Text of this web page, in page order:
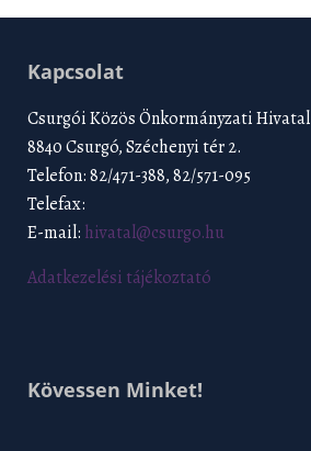
Kapcsolat
Csurgói Közös Önkormányzati Hivatal
8840 Csurgó, Széchenyi tér 2.
Telefon: 82/471-388, 82/571-095
Telefax:
E-mail: hivatal@csurgo.hu
Adatkezelési tájékoztató
Kövessen Minket!